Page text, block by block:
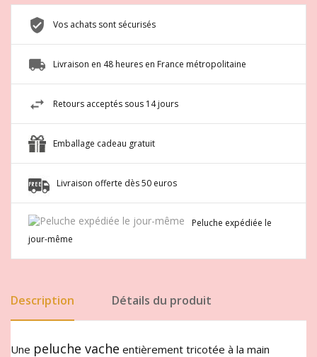
Vos achats sont sécurisés
Livraison en 48 heures en France métropolitaine
Retours acceptés sous 14 jours
Emballage cadeau gratuit
Livraison offerte dès 50 euros
Peluche expédiée le
jour-même
Description Détails du produit
Une peluche vache entièrement tricotée à la main